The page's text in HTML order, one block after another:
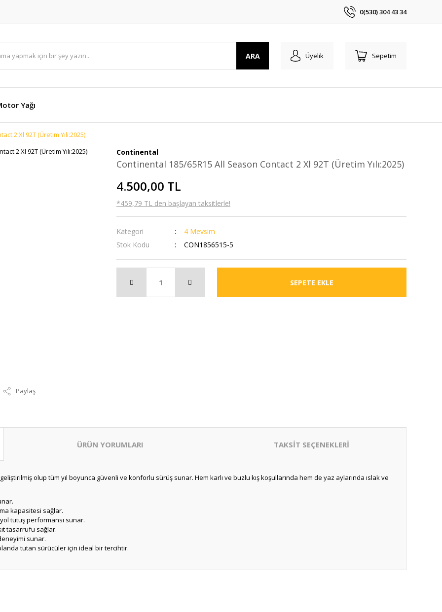
0(530) 304 43 34
ARA Üyelik Sepetim
Yağı
2 Xl 92T (Üretim Yılı:2025)
Paylaş
Continental
Continental 185/65R15 All Season Contact 2 Xl 92T (Üretim Yılı:2025)
4.500,00 TL
*459,79 TL den başlayan taksitlerle!
Kategori
4 Mevsim
Stok Kodu
CON1856515-5
SEPETE EKLE
ÜRÜN YORUMLARI TAKSİT SEÇENEKLERİ
olup tüm yıl boyunca güvenli ve konforlu sürüş sunar. Hem karlı ve buzlu kış koşullarında hem de yaz aylarında ıslak ve
kapasitesi sağlar.
tutuş performansı sunar.
tasarrufu sağlar.
sunar.
tutan sürücüler için ideal bir tercihtir.